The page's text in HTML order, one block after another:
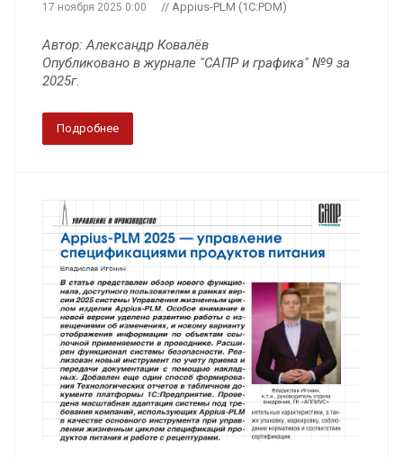
17 ноября 2025 0:00 // Appius-PLM (1C:PDM)
Автор: Александр Ковалёв
Опубликовано в журнале "САПР и графика" №9 за
2025г.
Подробнее